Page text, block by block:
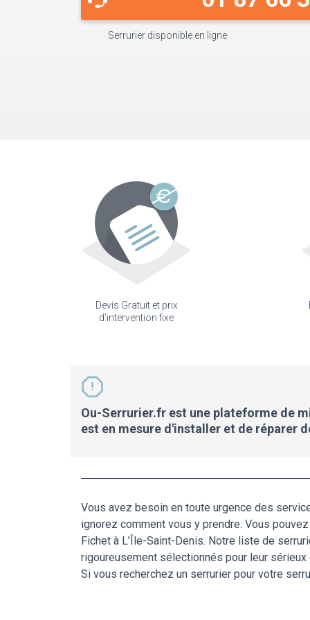
Serrurier disponible en ligne
Devis Gratuit et prix
d'intervention fixe
Ou-Serrurier.fr est une plateforme de
est en mesure d'installer et de réparer
Vous avez besoin en toute urgence des
ignorez comment vous y prendre. Vous
Fichet à L’Île-Saint-Denis. Notre liste de
rigoureusement sélectionnés pour leur
Si vous recherchez un serrurier pour votre